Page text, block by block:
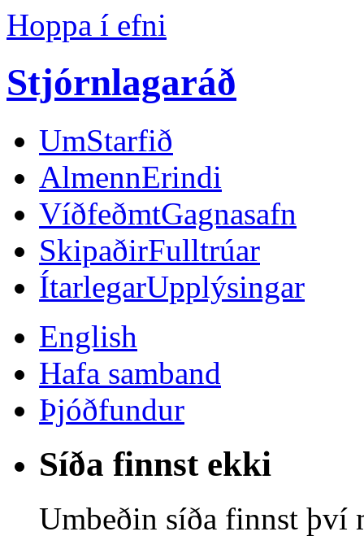
Hoppa í efni
Stjórnlagaráð
UmStarfið
AlmennErindi
VíðfeðmtGagnasafn
SkipaðirFulltrúar
ÍtarlegarUpplýsingar
English
Hafa samband
Þjóðfundur
Síða finnst ekki
Umbeðin síða finnst því